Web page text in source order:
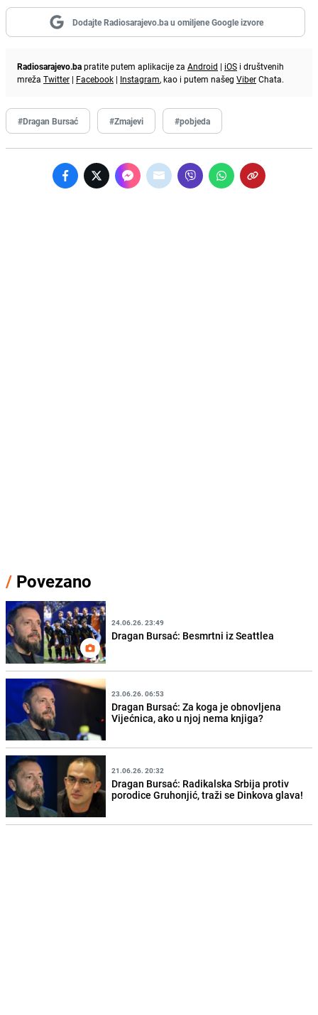
Dodajte Radiosarajevo.ba u omiljene Google izvore
Radiosarajevo.bapratite putem aplikacije za Android | iOS i društvenih
mreža Twitter | Facebook | Instagram, kao i putem našeg ViberChata.
#Dragan Bursać #Zmajevi #pobjeda
/ Povezano
24.06.26. 23:49
Dragan Bursać: Besmrtni iz Seattlea
23.06.26. 06:53
Dragan Bursać: Za koga je obnovljena
Vijećnica, ako u njoj nema knjiga?
21.06.26. 20:32
Dragan Bursać: Radikalska Srbija protiv
porodice Gruhonjić, traži se Dinkova glava!